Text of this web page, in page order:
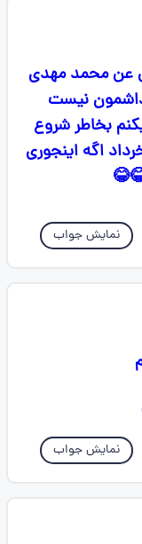
عن محمد مهدی
نیست
بخاطر شروع
امتحانات مجازی بشن یعنی تا 9خرداد اگه اینجوری
نمایش جواب
نمایش جواب